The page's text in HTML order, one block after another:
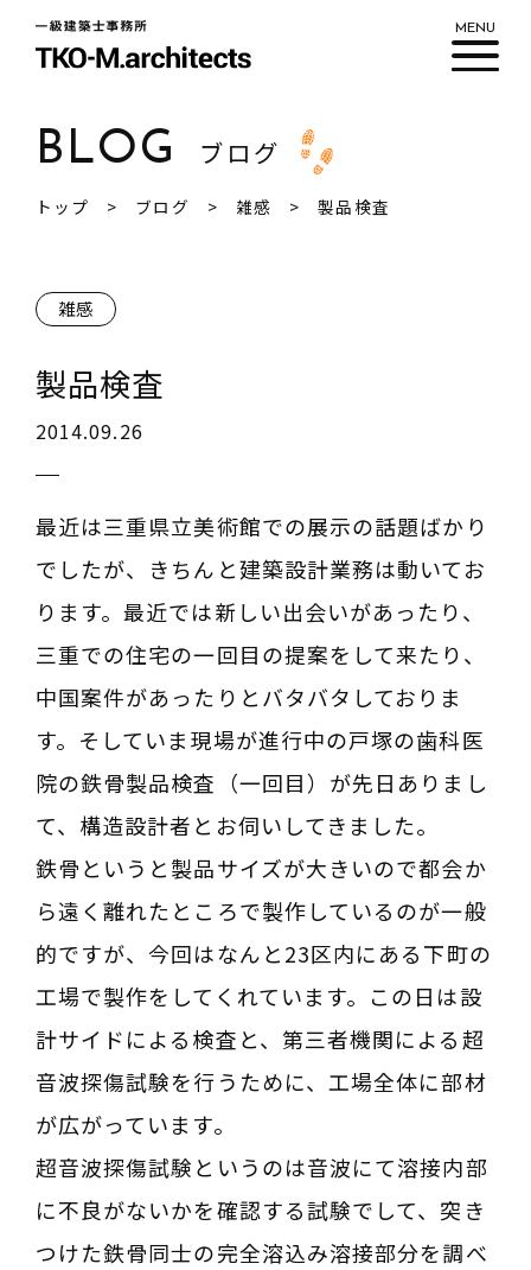
MENU
BLOG ブログ
トップ ブログ 雑感 製品検査
雑感
製品検査
2014.09.26
最近は三重県立美術館での展示の話題ばかり
でしたが、きちんと建築設計業務は動いてお
ります。最近では新しい出会いがあったり、
三重での住宅の一回目の提案をして来たり、
中国案件があったりとバタバタしておりま
す。そしていま現場が進行中の戸塚の歯科医
院の鉄骨製品検査（一回目）が先日ありまし
て、構造設計者とお伺いしてきました。
鉄骨というと製品サイズが大きいので都会か
ら遠く離れたところで製作しているのが一般
的ですが、今回はなんと23区内にある下町の
工場で製作をしてくれています。この日は設
計サイドによる検査と、第三者機関による超
音波探傷試験を行うために、工場全体に部材
が広がっています。
超音波探傷試験というのは音波にて溶接内部
に不良がないかを確認する試験でして、突き
つけた鉄骨同士の完全溶込み溶接部分を調べ
私たちについて
ワークフロー
新着情報
ブログ
建築相談
事務所でのご相談は事前にご予約ください
お問い合わせフォーム
TEL03-3363-6130
TEL 03-3363-6130